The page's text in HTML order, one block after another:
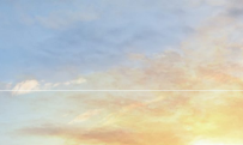
ĐẶT NGAY